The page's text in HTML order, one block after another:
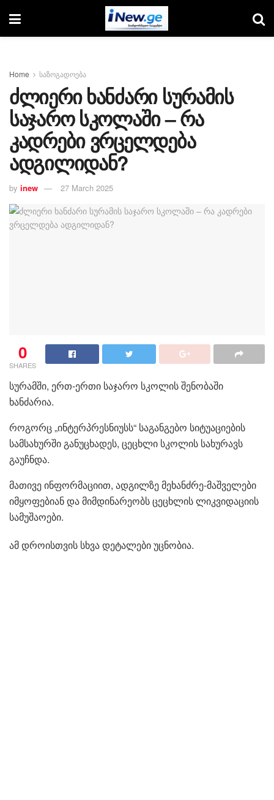
Home საზოგადოება
ძლიერი ხანძარი სურამის
საჯარო სკოლაში – რა
კადრები ვრცელდება
ადგილიდან?
by inew 27 March 2025
0
SHARES
სურამში, ერთ-ერთი საჯარო სკოლის შენობაში
ხანძარია.
როგორც „ინტერპრესნიუსს“ საგანგებო სიტუაციების
სამსახურში განუცხადეს, ცეცხლი სკოლის სახურავს
გაუჩნდა.
მათივე ინფორმაციით, ადგილზე მეხანძრე-მაშველები
იმყოფებიან და მიმდინარეობს ცეცხლის ლიკვიდაციის
სამუშაოები.
ამ დროისთვის სხვა დეტალები უცნობია.